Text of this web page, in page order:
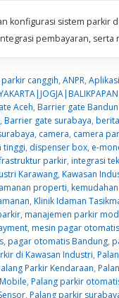
konfigurasi sistem
pembayaran, serta
canggih, ANPR,
Aceh, Barrier gate
, Barrier gate surabaya,
, camera, camera
tinggi, dispenser box, e-
parkir, integrasi
Karawang, Kawasan
properti,
, Klinik Idaman
, manajemen parkir
, mesin pagar otomatis
, pagar otomatis Bandung,
di Kawasan Industri,
Parkir Kendaraan,
, Palang parkir
, Palang parkir